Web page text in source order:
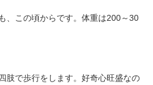
、この頃からです。体重は200～30
肢で歩行をします。好奇心旺盛なの